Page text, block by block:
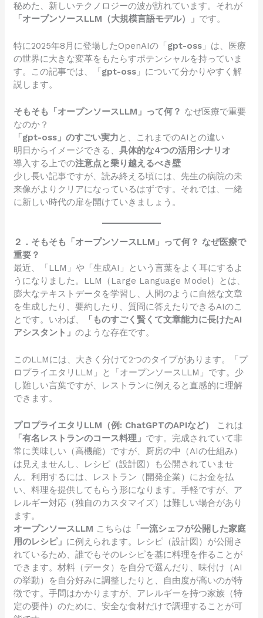
秘めた、新しいテクノロジーの波が訪れています。それが
「オープンソースLLM（大規模言語モデル）」 です。
特に2025年8月に登場したOpenAIの「gpt-oss 」は、医療
の世界に大きな変革をもたらすポテンシャルを持っていま
す。この記事では、「gpt-oss 」について分かりやすく解
説します。
そもそも「オープンソースLLM」って何？ なぜ医療で重要
なのか？
「gpt-oss」のすごい実力と、これまでのAIとの違い
明日からイメージできる、具体的な4つの活用シナリオ
導入する上での注意点と乗り越えるべき壁
少し長い記事ですが、読み終える頃には、先生の病院の未
来像がよりクリアになっているはずです。それでは、一緒
に新しい時代の扉を開けていきましょう。
２．そもそも「オープンソースLLM」って何？ なぜ医療で
重要？
最近、「LLM」や「生成AI」という言葉をよく耳にするよ
うになりました。LLM（Large Language Model）とは、
膨大なテキストデータを学習し、人間のように自然な文章
を生成したり、要約したり、質問に答えたりできるAIのこ
とです。いわば、
「ものすごく賢くて文章能力に長けたAI
アシスタント」のような存在です。
このLLMには、大きく分けて2つのタイプがあります。「プ
ロプライエタリLLM」と「オープンソースLLM」です。少
し難しい言葉ですが、レストランに例えると直感的に理解
できます。
プロプライエタリLLM（例: ChatGPTのAPIなど）
これは
「有名レストランのコース料理」 です。完成されていて非
常に美味しい（高機能）ですが、厨房の中（AIの仕組み）
は見えませんし、レシピ（設計図）も公開されていませ
ん。利用するには、レストラン（開発企業）にお金を払
い、料理を提供してもらう形になります。手軽ですが、ア
レルギー対応（独自のカスタマイズ）は難しい場合があり
ます。
オープンソースLLM こちらは 「一流シェフが公開した家庭
用のレシピ」 に例えられます。レシピ（設計図）が公開さ
れているため、誰でもそのレシピを基に料理を作ることが
できます。材料（データ）を自分で選んだり、味付け（AI
の挙動）を自分好みに調整したりと、自由度が高いのが特
徴です。手間はかかりますが、アレルギーを持つ家族（特
定の要件）のために、安全な食材だけで調理することが可